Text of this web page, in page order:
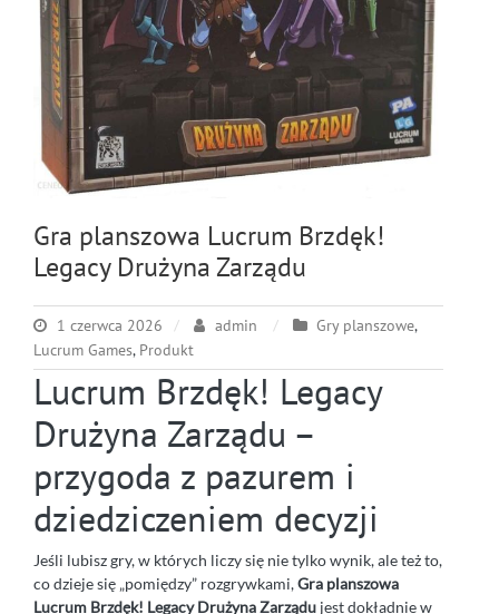
Gra planszowa Lucrum Brzdęk!
Legacy Drużyna Zarządu
1 czerwca 2026 admin Gry planszowe,
Lucrum Games, Produkt
Lucrum Brzdęk! Legacy
Drużyna Zarządu –
przygoda z pazurem i
dziedziczeniem decyzji
Jeśli lubisz gry, w których liczy się nie tylko wynik, ale też to,
co dzieje się „pomiędzy” rozgrywkami,Gra planszowa
Lucrum Brzdęk! Legacy Drużyna Zarządu jest dokładnie w